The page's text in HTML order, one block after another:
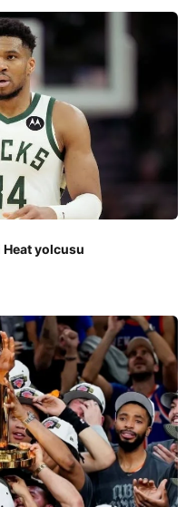
yolcusu